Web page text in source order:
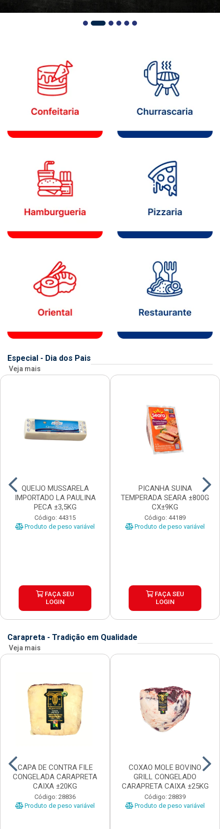
Especial - Dia dos Pais
Veja mais
QUEIJO MUSSARELA
IMPORTADO LA PAULINA
PECA ±3,5KG
Código: 44315
Produto de peso variável
FAÇA SEU
LOGIN
PICANHA SUINA
TEMPERADA SEARA ±800G
CX±9KG
Código: 44189
Produto de peso variável
FAÇA SEU
LOGIN
Carapreta - Tradição em Qualidade
Veja mais
CAPA DE CONTRA FILE
CONGELADA CARAPRETA
CAIXA ±20KG
Código: 28836
Produto de peso variável
COXAO MOLE BOVINO
GRILL CONGELADO
CARAPRETA CAIXA ±25KG
Código: 28839
Produto de peso variável